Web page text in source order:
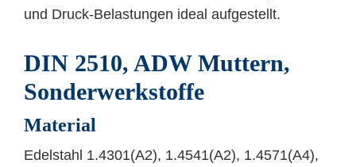
und Druck-Belastungen ideal aufgestellt.
DIN 2510, ADW Muttern,
Sonderwerkstoffe
Material
Edelstahl 1.4301(A2), 1.4541(A2), 1.4571(A4),